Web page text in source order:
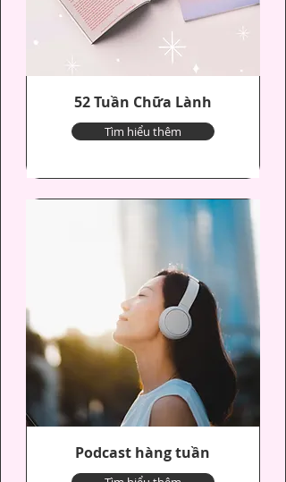
52 Tuần Chữa Lành
Tìm hiểu thêm
Podcast hàng tuần